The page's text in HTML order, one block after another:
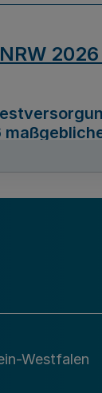
zur
Westfalen